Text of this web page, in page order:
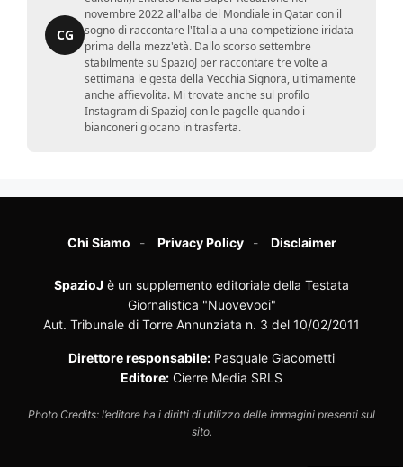
CG
novembre 2022 all'alba del Mondiale in Qatar con il
sogno di raccontare l'Italia a una competizione iridata
prima della mezz'età. Dallo scorso settembre
stabilmente su SpazioJ per raccontare tre volte a
settimana le gesta della Vecchia Signora, ultimamente
anche affievolita. Mi trovate anche sul profilo
Instagram di SpazioJ con le pagelle quando i
bianconeri giocano in trasferta.
Chi Siamo Privacy Policy Disclaimer
SpazioJ è un supplemento editoriale della Testata
Giornalistica "Nuovevoci"
Aut. Tribunale di Torre Annunziata n. 3 del 10/02/2011
Direttore responsabile: Pasquale Giacometti
Editore: Cierre Media SRLS
Photo Credits: l’editore ha i diritti di utilizzo delle immagini presenti sul
sito.